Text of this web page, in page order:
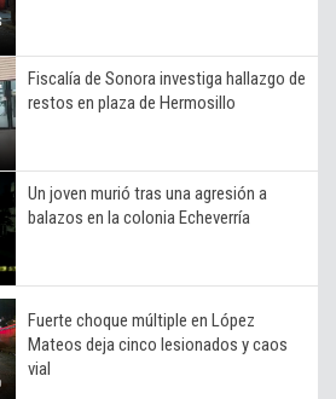
Fiscalía de Sonora investiga hallazgo de
restos en plaza de Hermosillo
Un joven murió tras una agresión a
balazos en la colonia Echeverría
Fuerte choque múltiple en López
Mateos deja cinco lesionados y caos
vial